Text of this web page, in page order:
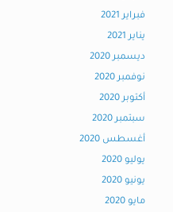
فبراير 2021
يناير 2021
ديسمبر 2020
نوفمبر 2020
أكتوبر 2020
سبتمبر 2020
أغسطس 2020
يوليو 2020
يونيو 2020
مايو 2020